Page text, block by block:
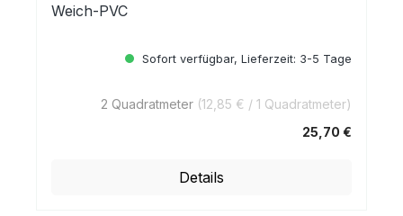
Weich-PVC
Sofort verfügbar, Lieferzeit: 3-5 Tage
2 Quadratmeter (12,85 € / 1 Quadratmeter)
25,70 €
Details